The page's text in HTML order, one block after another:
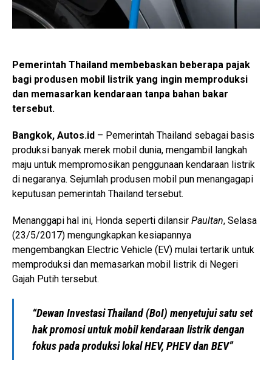
Pemerintah Thailand membebaskan beberapa pajak
bagi produsen mobil listrik yang ingin memproduksi
dan memasarkan kendaraan tanpa bahan bakar
tersebut.
Bangkok, Autos.id – Pemerintah Thailand sebagai basis
produksi banyak merek mobil dunia, mengambil langkah
maju untuk mempromosikan penggunaan kendaraan listrik
di negaranya. Sejumlah produsen mobil pun menangagapi
keputusan pemerintah Thailand tersebut.
Menanggapi hal ini, Honda seperti dilansir Paultan, Selasa
(23/5/2017) mengungkapkan kesiapannya
mengembangkan Electric Vehicle (EV) mulai tertarik untuk
memproduksi dan memasarkan mobil listrik di Negeri
Gajah Putih tersebut.
“Dewan Investasi Thailand (BoI) menyetujui satu set
hak promosi untuk mobil kendaraan listrik dengan
fokus pada produksi lokal HEV, PHEV dan BEV”